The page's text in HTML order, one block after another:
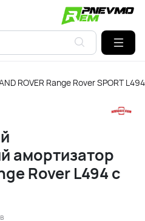
ROVER Range Rover SPORT
амортизатор
Rover L494 с